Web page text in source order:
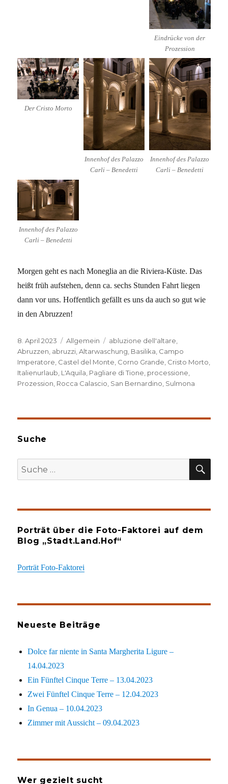
Eindrücke von der
Prozession
Der Cristo Morto
Innenhof des Palazzo
Carli – Benedetti
Innenhof des Palazzo
Carli – Benedetti
Innenhof des Palazzo
Carli – Benedetti
Morgen geht es nach Moneglia an die Riviera-Küste. Das
heißt früh aufstehen, denn ca. sechs Stunden Fahrt liegen
dann vor uns. Hoffentlich gefällt es uns da auch so gut wie
in den Abruzzen!
Veröffentlicht
am
8. April 2023 Kategorien
Allgemein Schlagwörter
abluzione dell'altare
Abruzzen abruzzi ,Altarwaschung Basilika Campo
Imperatore Castel del Monte Corno Grande Cristo Morto
Italienurlaub L'Aquila Pagliare di Tione processione
Prozession Rocca Calascio San Bernardino Sulmona
Suche
Suche
nach:
Porträt über die Foto-Faktorei auf dem
Blog „Stadt.Land.Hof“
Porträt Foto-Faktorei
Neueste Beiträge
Dolce far niente in Santa Margherita Ligure –
14.04.2023
Ein Fünftel Cinque Terre – 13.04.2023
Zwei Fünftel Cinque Terre – 12.04.2023
In Genua – 10.04.2023
Zimmer mit Aussicht – 09.04.2023
Wer gezielt sucht